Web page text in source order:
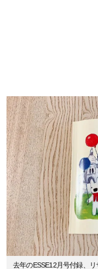
去年のESSE12月号付録、